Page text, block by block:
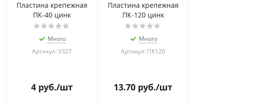
Пластина крепежная
ПК-40 цинк
Много
Артикул: У327
4руб./шт
Пластина крепежная
ПК-120 цинк
Много
Артикул: ПК120
13.70 руб./шт